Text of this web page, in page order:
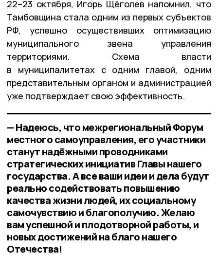
22–23 октября, Игорь Щёголев напомнил, что
Тамбовщина стала одним из первых субъектов
РФ, успешно осуществивших оптимизацию
муниципального звена управления
территориями. Схема власти
в муниципалитетах с одним главой, одним
представительным органом и администрацией
уже подтверждает свою эффективность.
— Надеюсь, что межрегиональный Форум
местного самоуправления, его участники
станут надёжными проводниками
стратегических инициатив Главы нашего
государства. А все ваши идеи и дела будут
реально содействовать повышению
качества жизни людей, их социальному
самочувствию и благополучию. Желаю
вам успешной и плодотворной работы, и
новых достижений на благо нашего
Отечества!